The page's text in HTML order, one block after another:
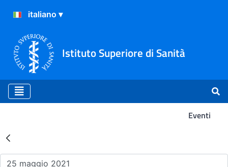
Istituto Superiore di Sanità
Eventi
Risultati della Ricerca -